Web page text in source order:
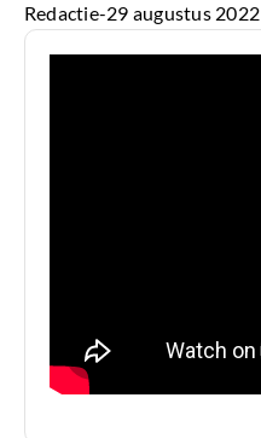
Redactie-29 augustus 2022